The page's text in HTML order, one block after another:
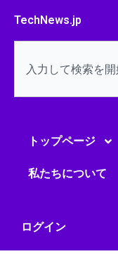
TechNews.jp
トップページ
私たちについて
ログイン